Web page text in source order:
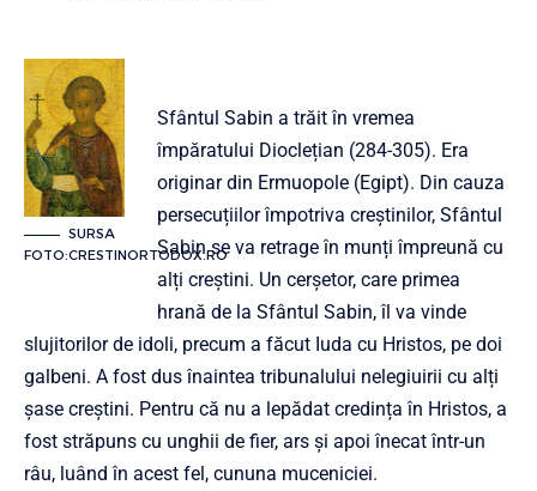
SURSA
FOTO:CRESTINORTODOX.RO
Sfântul Sabin a trăit în vremea
împăratului Dioclețian (284-305). Era
originar din Ermuopole (Egipt). Din cauza
persecuțiilor împotriva creștinilor, Sfântul
Sabin se va retrage în munți împreună cu
alți creștini. Un cerșetor, care primea
hrană de la Sfântul Sabin, îl va vinde
slujitorilor de idoli, precum a făcut Iuda cu Hristos, pe doi
galbeni. A fost dus înaintea tribunalului nelegiuirii cu alți
șase creștini. Pentru că nu a lepădat credința în Hristos, a
fost străpuns cu unghii de fier, ars și apoi înecat într-un
râu, luând în acest fel, cununa muceniciei.